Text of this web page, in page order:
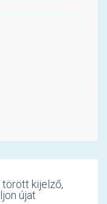
törött kijelző,
újat